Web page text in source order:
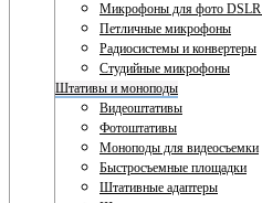
Микрофоны для фото DSLR
Петличные микрофоны
Радиосистемы и конвертеры
Студийные микрофоны
Штативы и моноподы
Видеоштативы
Фотоштативы
Моноподы для видеосъемки
Быстросъемные площадки
Штативные адаптеры